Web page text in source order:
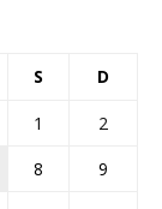
S D
1
2
8
9